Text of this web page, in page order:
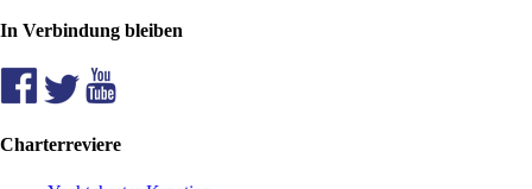
In Verbindung bleiben
Charterreviere